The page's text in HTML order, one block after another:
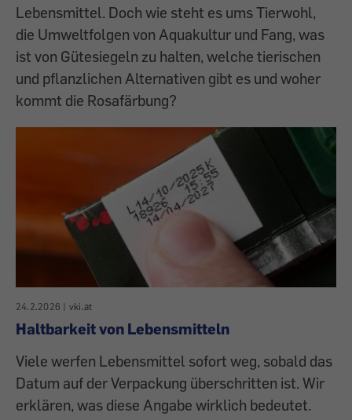
Lebensmittel. Doch wie steht es ums Tierwohl,
die Umweltfolgen von Aquakultur und Fang, was
ist von Gütesiegeln zu halten, welche tierischen
und pflanzlichen Alternativen gibt es und woher
kommt die Rosafärbung?
24.2.2026 | vki.at
Haltbarkeit von Lebensmitteln
Viele werfen Lebensmittel sofort weg, sobald das
Datum auf der Verpackung überschritten ist. Wir
erklären, was diese Angabe wirklich bedeutet.